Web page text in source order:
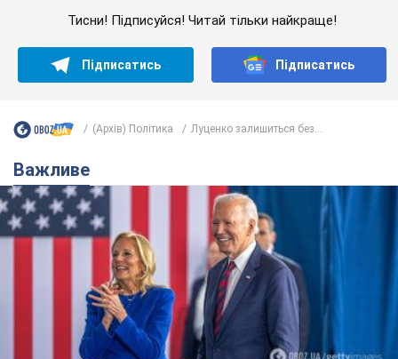
Тисни! Підписуйся! Читай тільки найкраще!
Підписатись Підписатись
(Архів) Політика Луценко залишиться без...
Важливе